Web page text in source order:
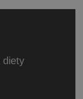
diety